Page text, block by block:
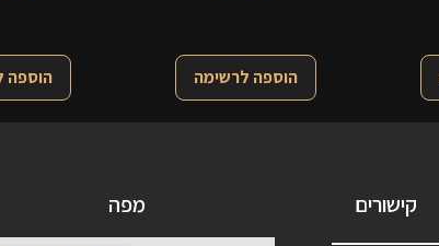
הוספה לרשימה הוספה
קישורים מפה